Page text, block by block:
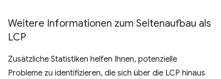
Weitere Informationen zum Seitenaufbau als
LCP
Zusätzliche Statistiken helfen Ihnen, potenzielle
Probleme zu identifizieren, die sich über die LCP hinaus